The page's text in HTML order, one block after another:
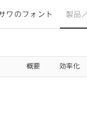
ワのフォント 製品
概要 効率化